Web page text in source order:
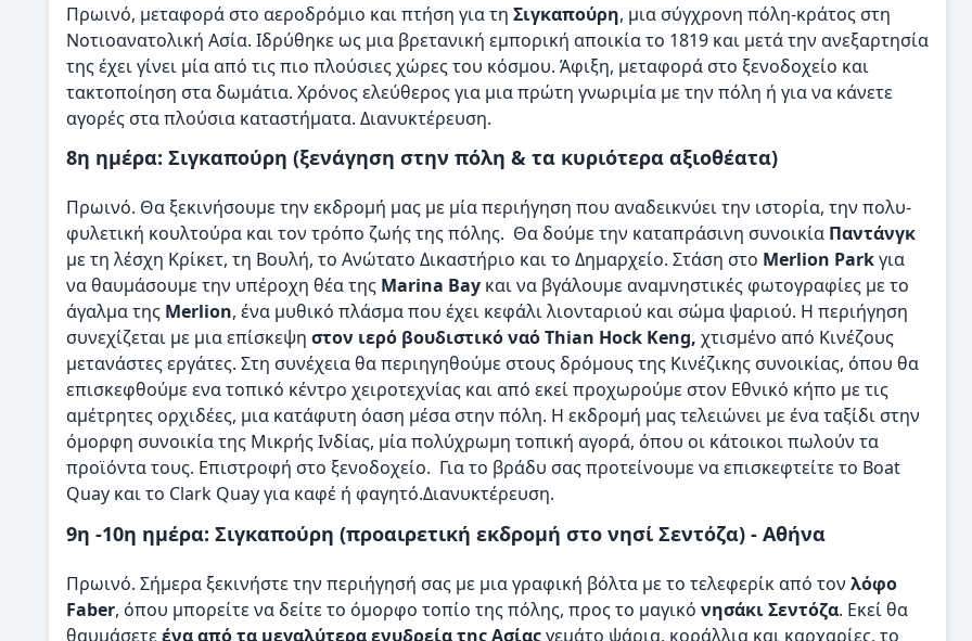
Πρωινό, μεταφορά στο αεροδρόμιο και πτήση για τη Σιγκαπούρη, μια σύγχρονη πόλη-κράτος στη
Νοτιοανατολική Ασία. Ιδρύθηκε ως μια βρετανική εμπορική αποικία το 1819 και μετά την ανεξαρτησία
της έχει γίνει μία από τις πιο πλούσιες χώρες του κόσμου. Άφιξη, μεταφορά στο ξενοδοχείο και
τακτοποίηση στα δωμάτια. Χρόνος ελεύθερος για μια πρώτη γνωριμία με την πόλη ή για να κάνετε
αγορές στα πλούσια καταστήματα. Διανυκτέρευση.
8η ημέρα: Σιγκαπούρη (ξενάγηση στην πόλη & τα κυριότερα αξιοθέατα)
Πρωινό. Θα ξεκινήσουμε την εκδρομή μας με μία περιήγηση που αναδεικνύει την ιστορία, την πολυ-
φυλετική κουλτούρα και τον τρόπο ζωής της πόλης. Θα δούμε την καταπράσινη συνοικία Παντάνγκ
με τη λέσχη Κρίκετ, τη Βουλή, το Ανώτατο Δικαστήριο και το Δημαρχείο. Στάση στο Merlion Parkγια
να θαυμάσουμε την υπέροχη θέα της Marina Bay και να βγάλουμε αναμνηστικές φωτογραφίες με το
άγαλμα της Merlion, ένα μυθικό πλάσμα που έχει κεφάλι λιονταριού και σώμα ψαριού. Η περιήγηση
συνεχίζεται με μια επίσκεψη στον ιερό βουδιστικό ναό Thian Hock Keng, χτισμένο από Κινέζους
μετανάστες εργάτες. Στη συνέχεια θα περιηγηθούμε στους δρόμους της Κινέζικης συνοικίας, όπου θα
επισκεφθούμε ενα τοπικό κέντρο χειροτεχνίας και από εκεί προχωρούμε στον Εθνικό κήπο με τις
αμέτρητες ορχιδέες, μια κατάφυτη όαση μέσα στην πόλη. Η εκδρομή μας τελειώνει με ένα ταξίδι στην
όμορφη συνοικία της Μικρής Ινδίας, μία πολύχρωμη τοπική αγορά, όπου οι κάτοικοι πωλούν τα
προϊόντα τους. Επιστροφή στο ξενοδοχείο. Για το βράδυ σας προτείνουμε να επισκεφτείτε το Boat
Quay και το Clark Quay για καφέ ή φαγητό.Διανυκτέρευση.
9η -10η ημέρα: Σιγκαπούρη (προαιρετική εκδρομή στο νησί Σεντόζα) - Αθήνα
Πρωινό. Σήμερα ξεκινήστε την περιήγησή σας με μια γραφική βόλτα με το τελεφερίκ από τον λόφο
Faber, όπου μπορείτε να δείτε το όμορφο τοπίο της πόλης, προς το μαγικό νησάκι Σεντόζα. Εκεί θα
θαυμάσετεένα από τα μεγαλύτερα ενυδρεία της Ασίαςγεμάτο ψάρια, κοράλλια και καρχαρίες, το